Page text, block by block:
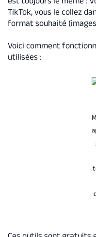
TikTok, vous le collez
format souhaité
Voici comment
utilisées :